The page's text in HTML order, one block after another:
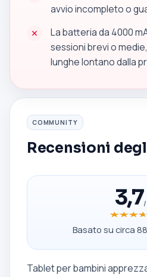
avvio incompleto o
La batteria da 4000
sessioni brevi o
lunghe lontano dalla
COMMUNITY
Recensioni
Tablet per bambini
3,7/
Basato su circa